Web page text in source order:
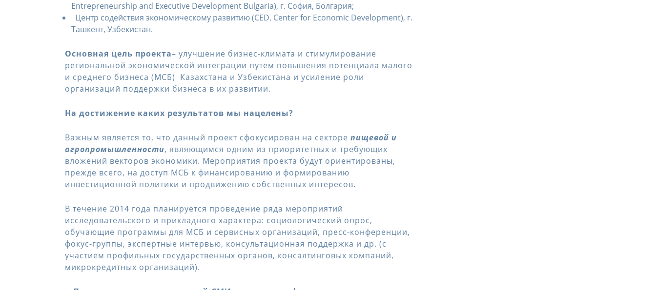
Entrepreneurship and Executive Development Bulgaria), г. София, Болгария;
Центр содействия экономическому развитию (CED, Center for Economic Development), г.
Ташкент, Узбекистан.
Основная цель проекта– улучшение бизнес-климата и стимулирование
региональной экономической интеграции путем повышения потенциала малого
и среднего бизнеса (МСБ) Казахстана и Узбекистана и усиление роли
организаций поддержки бизнеса в их развитии.
На достижение каких результатов мы нацелены?
Важным является то, что данный проект сфокусирован на секторе пищевой и
агропромышленности, являющимся одним из приоритетных и требующих
вложений векторов экономики. Мероприятия проекта будут ориентированы,
прежде всего, на доступ МСБ к финансированию и формированию
инвестиционной политики и продвижению собственных интересов.
В течение 2014 года планируется проведение ряда мероприятий
исследовательского и прикладного характера: социологический опрос,
обучающие программы для МСБ и сервисных организаций, пресс-конференции,
фокус-группы, экспертные интервью, консультационная поддержка и др. (с
участием профильных государственных органов, консалтинговых компаний,
микрокредитных организаций).